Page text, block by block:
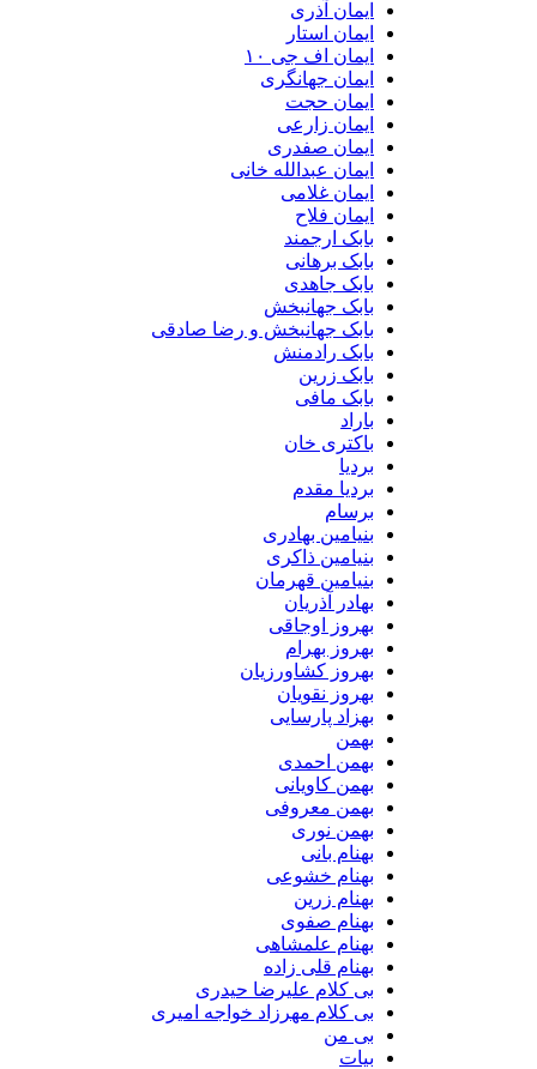
ایمان آذری
ایمان استار
ایمان اف جی ۱۰
ایمان جهانگری
ایمان حجت
ایمان زارعی
ایمان صفدری
ایمان عبدالله خانی
ایمان غلامی
ایمان فلاح
بابک ارجمند
بابک برهانی
بابک جاهدی
بابک جهانبخش
بابک جهانبخش و رضا صادقی
بابک رادمنش
بابک زرین
بابک مافی
باکتری خان
بردیا مقدم
بنیامین بهادری
بنیامین ذاکری
بنیامین قهرمان
بهادر آذریان
بهروز اوجاقی
بهروز بهرام
بهروز کشاورزیان
بهروز نقویان
بهزاد پارسایی
بهمن احمدی
بهمن کاویانی
بهمن معروفی
بهمن نوری
بهنام بانی
بهنام خشوعی
بهنام زرین
بهنام صفوی
بهنام علمشاهی
بهنام قلی زاده
بی کلام علیرضا حیدری
بی کلام مهرزاد خواجه امیری